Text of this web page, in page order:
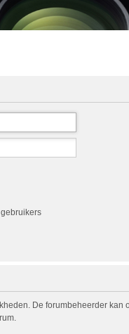
De forumbeheerder